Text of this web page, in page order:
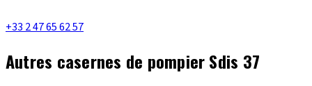
+33 2 47 65 62 57
Autres casernes de pompier Sdis 37